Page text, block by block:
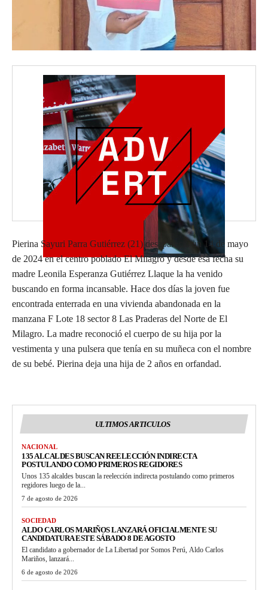
Pierina Sayuri Parra Gutiérrez (21) desapareció un 14 de mayo
de 2024 en el centro poblado El Milagro y desde esa fecha su
madre Leonila Esperanza Gutiérrez Llaque la ha venido
buscando en forma incansable. Hace dos días la joven fue
encontrada enterrada en una vivienda abandonada en la
manzana F Lote 18 sector 8 Las Praderas del Norte de El
Milagro. La madre reconoció el cuerpo de su hija por la
vestimenta y una pulsera que tenía en su muñeca con el nombre
de su bebé. Pierina deja una hija de 2 años en orfandad.
ULTIMOS ARTICULOS
NACIONAL
135 ALCALDES BUSCAN REELECCIÓN INDIRECTA
POSTULANDO COMO PRIMEROS REGIDORES
Unos 135 alcaldes buscan la reelección indirecta postulando como primeros
regidores luego de la...
7 de agosto de 2026
SOCIEDAD
ALDO CARLOS MARIÑOS LANZARÁ OFICIALMENTE SU
CANDIDATURA ESTE SÁBADO 8 DE AGOSTO
El candidato a gobernador de La Libertad por Somos Perú, Aldo Carlos
Mariños, lanzará...
6 de agosto de 2026